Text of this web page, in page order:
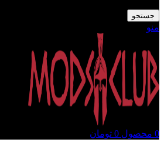
جستجو
منو
0 محصول 0 تومان